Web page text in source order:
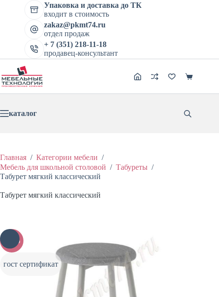
составляла
1913 ₽.
1530 ₽.
Упаковка и доставка до ТК
входит в стоимость
zakaz@pkmt74.ru
отдел продаж
+ 7 (351) 218-11-18
продавец-консультант
Корзина
каталог
Главная / Категории мебели /
Мебель для школьной столовой / Табуреты /
Табурет мягкий классический
Табурет мягкий классический
-20%
гост сертификат